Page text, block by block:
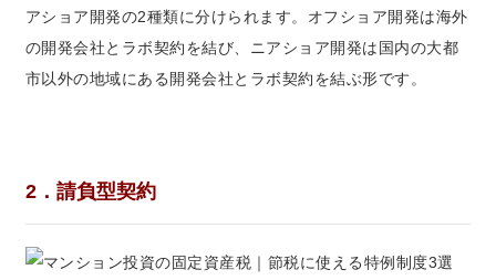
アショア開発の2種類に分けられます。オフショア開発は海外
の開発会社とラボ契約を結び、ニアショア開発は国内の大都
市以外の地域にある開発会社とラボ契約を結ぶ形です。
2． 請負型契約